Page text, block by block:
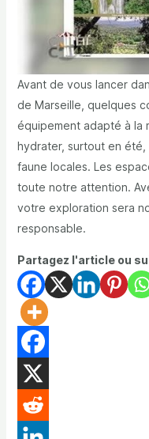
Avant de vous lancer
de Marseille, quelques
équipement adapté à la
hydrater, surtout en
faune locales. Les
toute notre attention.
votre exploration sera
responsable.
Partagez l'article ou